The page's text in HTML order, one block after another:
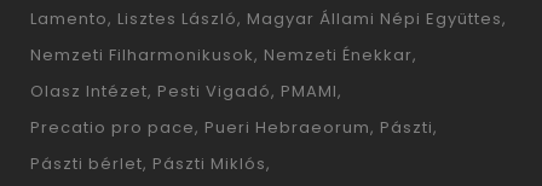
Lamento Lisztes László Magyar Állami Népi Együttes
Nemzeti Filharmonikusok Nemzeti Énekkar
Olasz Intézet Pesti Vigadó PMAMI
Precatio pro pace Pueri Hebraeorum Pászti
Pászti bérlet Pászti Miklós